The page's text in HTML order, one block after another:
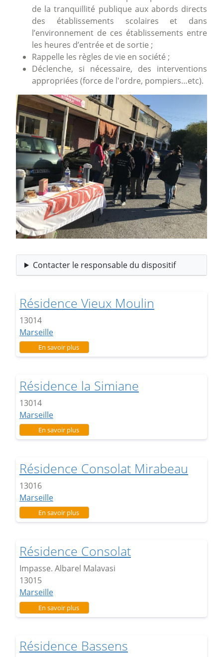
de la tranquillité publique aux abords directs
des établissements scolaires et dans
l’environnement de ces établissements entre
les heures d’entrée et de sortie ;
Rappelle les règles de vie en société ;
Déclenche, si nécessaire, des interventions
appropriées (force de l'ordre, pompiers…etc).
Image
Contacter le responsable du dispositif
Résidence Vieux Moulin
13014
Marseille
En savoir plussur Résidence Vieux Moulin
Résidence la Simiane
13014
Marseille
En savoir plussur Résidence la Simiane
Résidence Consolat Mirabeau
13016
Marseille
En savoir plussur Résidence Consolat Mirabeau
Résidence Consolat
Impasse. Albarel Malavasi
13015
Marseille
En savoir plussur Résidence Consolat
Résidence Bassens